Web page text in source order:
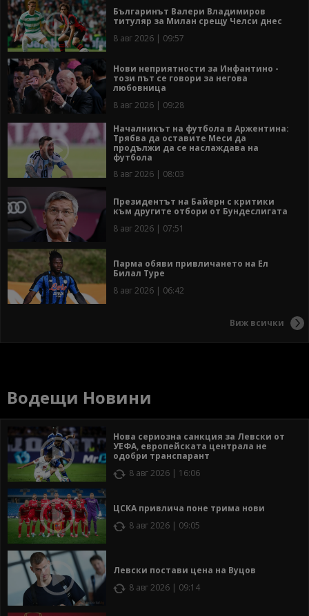
Българинът Валери Владимиров
титуляр за Милан срещу Челси днес
8 авг 2026 | 09:57
Нови неприятности за Инфантино -
този път се говори за негова
любовница
8 авг 2026 | 09:28
Началникът на футбола в Аржентина:
Трябва да оставите Меси да
продължи да се наслаждава на
футбола
8 авг 2026 | 08:03
Президентът на Байерн с критики
към другите отбори от Бундеслигата
8 авг 2026 | 07:51
Парма обяви привличането на Ел
Билал Туре
8 авг 2026 | 06:42
Виж всички
Водещи Новини
Нова сериозна санкция за Левски от
УЕФА, европейската централа не
одобри транспарант
8 авг 2026 | 16:06
ЦСКА привлича поне трима нови
8 авг 2026 | 09:05
Левски постави цена на Вуцов
8 авг 2026 | 09:14